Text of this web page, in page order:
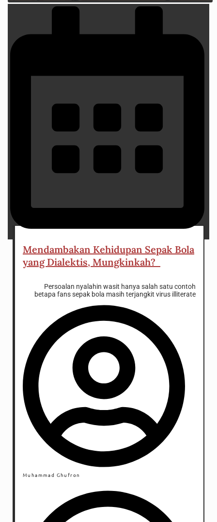
Mendambakan Kehidupan Sepak Bola
yang Dialektis, Mungkinkah?
Persoalan nyalahin wasit hanya salah satu contoh
betapa fans sepak bola masih terjangkit virus illiterate
Muhammad Ghufron